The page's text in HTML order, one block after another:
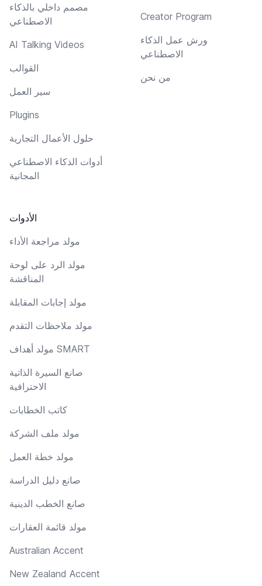
مصمم داخلي بالذكاء
الاصطناعي
AI Talking Videos
القوالب
سير العمل
Plugins
حلول الأعمال التجارية
أدوات الذكاء الاصطناعي
المجانية
الأدوات
مولد مراجعة الأداء
مولد الرد على لوحة
المناقشة
مولد إجابات المقابلة
مولد ملاحظات التقدم
مولد أهداف SMART
صانع السيرة الذاتية
الاحترافية
كاتب الخطابات
مولد ملف الشركة
مولد خطة العمل
صانع دليل الدراسة
صانع الخطب الدينية
مولد قائمة العقارات
Australian Accent
New Zealand Accent
Creator Program
ورش عمل الذكاء
الاصطناعي
من نحن